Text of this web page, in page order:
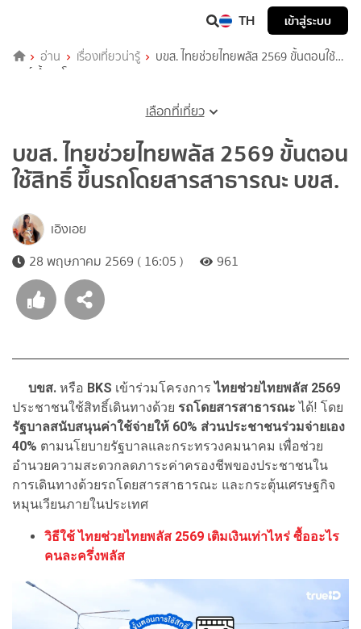
TH เข้าสู่ระบบ
อ่าน เรื่องเที่ยวน่ารู้
บขส. ไทยช่วยไทยพลัส 2569 ขั้นตอนใช้
สิทธิ์ ขึ้นรถโดยสารสาธารณะ บขส.
เลือกที่เที่ยว
บขส. ไทยช่วยไทยพลัส 2569 ขั้นตอน
ใช้สิทธิ์ ขึ้นรถโดยสารสาธารณะ บขส.
เอิงเอย
28 พฤษภาคม 2569 ( 16:05 )
961
บขส. หรือ BKS เข้าร่วมโครงการไทยช่วยไทยพลัส 2569
ประชาชนใช้สิทธิ์เดินทางด้วย รถโดยสารสาธารณะ ได้! โดย
รัฐบาลสนับสนุนค่าใช้จ่ายให้ 60% ส่วนประชาชนร่วมจ่ายเอง
40% ตามนโยบายรัฐบาลและกระทรวงคมนาคม เพื่อช่วย
อำนวยความสะดวกลดภาระค่าครองชีพของประชาชนใน
การเดินทางด้วยรถโดยสารสาธารณะ และกระตุ้นเศรษฐกิจ
หมุนเวียนภายในประเทศ
วิธีใช้ ไทยช่วยไทยพลัส 2569 เติมเงินเท่าไหร่ ซื้ออะไร
คนละครึ่งพลัส